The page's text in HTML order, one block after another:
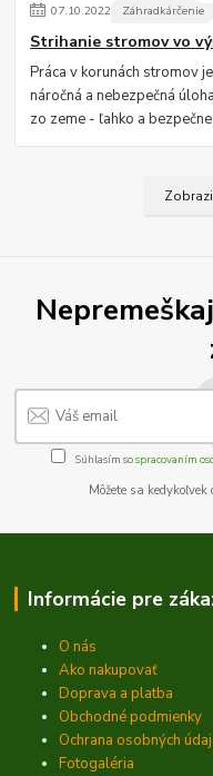
07.10.2022 Záhradkárčenie
Strihanie stromov vo
Práca v korunách stromov
náročná a nebezpečná
zo zeme - ľahko a
Súhlasím sospracovaním
Môžete sa
Informácie pre
O nás
Ako nakupovať
Doprava a platba
Obchodné podmienky
Ochrana osobných
Fotogaléria